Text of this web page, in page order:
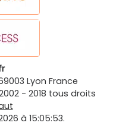
Lyon France
- 2018 tous droits
à 15:05:53.